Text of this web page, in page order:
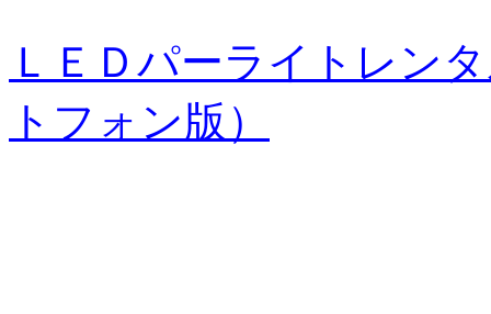
ＬＥＤパーライトレン
トフォン版）